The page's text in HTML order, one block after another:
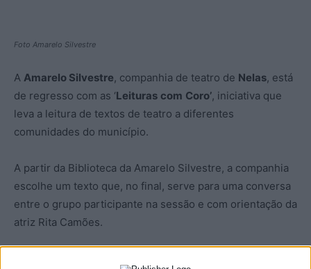
Foto Amarelo Silvestre
A Amarelo Silvestre, companhia de teatro de Nelas, está
de regresso com as ‘Leituras com Coro’, iniciativa que
leva a leitura de textos de teatro a diferentes
comunidades do município.
A partir da Biblioteca da Amarelo Silvestre, a companhia
escolhe um texto que, no final, serve para uma conversa
entre o grupo participante na sessão e com orientação da
atriz Rita Camões.